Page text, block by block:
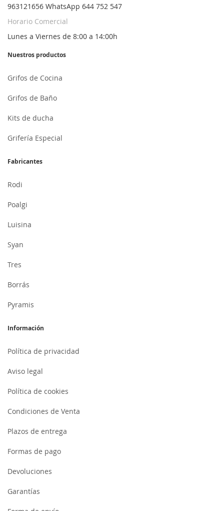
963121656 WhatsApp 644 752 547
Horario Comercial
Lunes a Viernes de 8:00 a 14:00h
Nuestros productos
Grifos de Cocina
Grifos de Baño
Kits de ducha
Grifería Especial
Fabricantes
Rodi
Poalgi
Luisina
Syan
Tres
Borrás
Pyramis
Información
Política de privacidad
Aviso legal
Política de cookies
Condiciones de Venta
Plazos de entrega
Formas de pago
Devoluciones
Garantías